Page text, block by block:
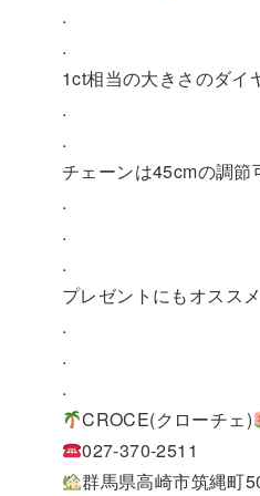
.
.
1ct相当の大きさのダイ
.
.
チェーンは45cmの調節
.
.
.
プレゼントにもオススメ
.
.
.
CROCE(クローチェ)
027-370-2511
群馬県高崎市筑縄町